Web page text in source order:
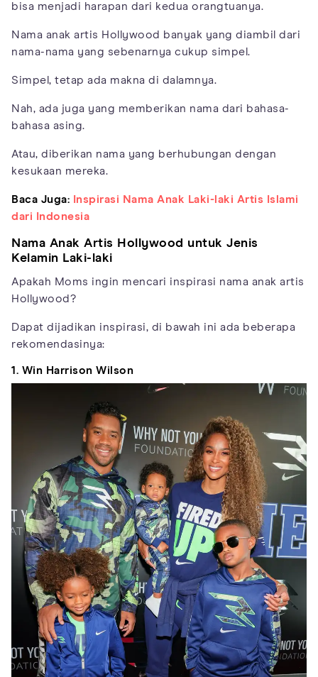
bisa menjadi harapan dari kedua orangtuanya.
Nama anak artis Hollywood banyak yang diambil dari
nama-nama yang sebenarnya cukup simpel.
Simpel, tetap ada makna di dalamnya.
Nah, ada juga yang memberikan nama dari bahasa-
bahasa asing.
Atau, diberikan nama yang berhubungan dengan
kesukaan mereka.
Baca Juga:
Inspirasi Nama Anak Laki-laki Artis Islami
dari Indonesia
Nama Anak Artis Hollywood untuk Jenis
Kelamin Laki-laki
Apakah Moms ingin mencari inspirasi nama anak artis
Hollywood?
Dapat dijadikan inspirasi, di bawah ini ada beberapa
rekomendasinya:
1. Win Harrison Wilson